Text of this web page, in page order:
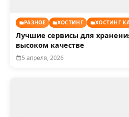
РАЗНОЕ ХОСТИНГ ХОСТИНГ
Лучшие сервисы для
высоком качестве
5 апреля, 2026